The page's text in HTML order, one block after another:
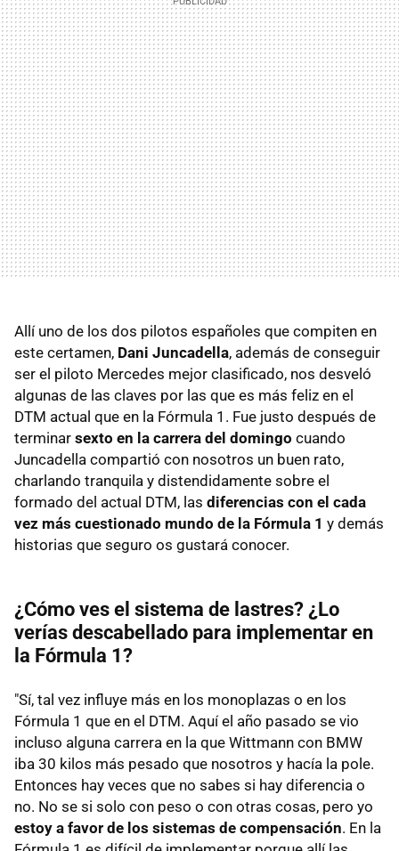
Allí uno de los dos pilotos españoles que compiten en
este certamen, Dani Juncadella, además de conseguir
ser el piloto Mercedes mejor clasificado, nos desveló
algunas de las claves por las que es más feliz en el
DTM actual que en la Fórmula 1. Fue justo después de
terminar sexto en la carrera del domingo cuando
Juncadella compartió con nosotros un buen rato,
charlando tranquila y distendidamente sobre el
formado del actual DTM, las diferencias con el cada
vez más cuestionado mundo de la Fórmula 1 y demás
historias que seguro os gustará conocer.
¿Cómo ves el sistema de lastres? ¿Lo
verías descabellado para implementar en
la Fórmula 1?
"Sí, tal vez influye más en los monoplazas o en los
Fórmula 1 que en el DTM. Aquí el año pasado se vio
incluso alguna carrera en la que Wittmann con BMW
iba 30 kilos más pesado que nosotros y hacía la pole.
Entonces hay veces que no sabes si hay diferencia o
no. No se si solo con peso o con otras cosas, pero yo
estoy a favor de los sistemas de compensación. En la